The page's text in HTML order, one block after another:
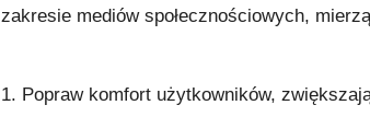
zakresie mediów społecznościowych,
1. Popraw komfort użytkowników,